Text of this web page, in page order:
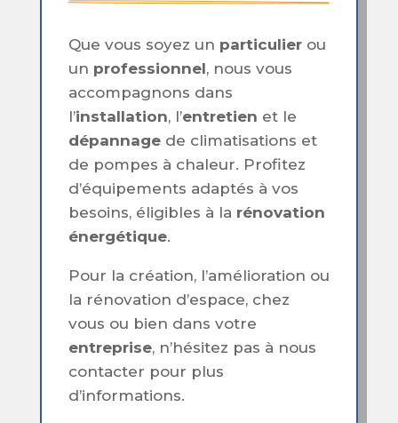
Que vous soyez un particulierou
un professionnel, nous vous
accompagnons dans
l’installation, l’entretien et le
dépannagede climatisations et
de pompes à chaleur. Profitez
d’équipements adaptés à vos
besoins, éligibles à la rénovation
énergétique.
Pour la création, l’amélioration ou
la rénovation d’espace, chez
vous ou bien dans votre
entreprise, n’hésitez pas à nous
contacter pour plus
d’informations.